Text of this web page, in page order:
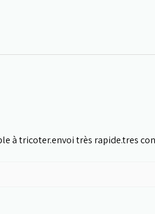
à tricoter.envoi très rapide.tres